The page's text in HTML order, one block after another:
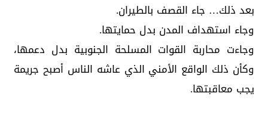
بعد ذلك… جاء القصف بالطيران.
وجاء استهداف المدن بدل حمايتها.
وجاءت محاربة القوات المسلحة الجنوبية بدل دعمها،
وكأن ذلك الواقع الأمني الذي عاشه الناس أصبح جريمة
يجب معاقبتها.